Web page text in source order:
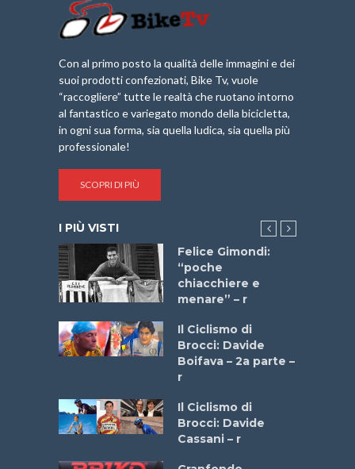
Con al primo posto la qualità delle immagini e dei
suoi prodotti confezionati, Bike Tv, vuole
“raccogliere” tutte le realtà che ruotano intorno
al fantastico e variegato mondo della bicicletta,
in ogni sua forma, sia quella ludica, sia quella più
professionale!
SCOPRI DI PIÙ
I PIÙ VISTI
Felice Gimondi:
“poche
chiacchiere e
menare” – r
Il Ciclismo di
Brocci: Davide
Boifava – 2a parte –
r
Il Ciclismo di
Brocci: Davide
Cassani – r